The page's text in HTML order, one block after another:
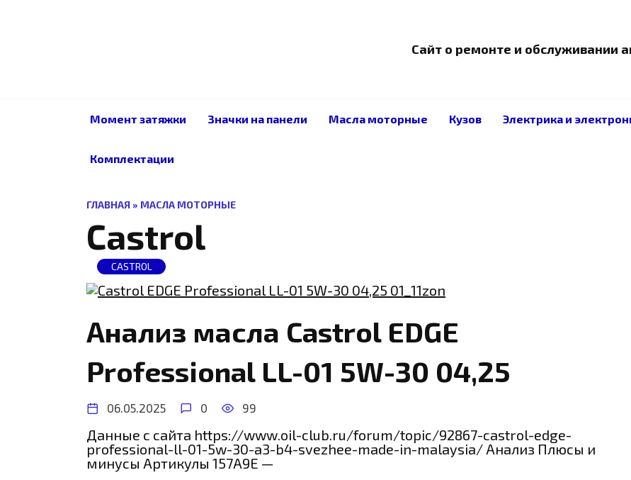
Сайт о ремонте и обслуживании
Момент затяжки Значки на панели Масла моторные Кузов Электрика и
Комплектации
ГЛАВНАЯ » МАСЛА МОТОРНЫЕ
Castrol
CASTROL
Анализ масла Castrol EDGE
Professional LL-01 5W-30 04,25
06.05.2025 0 99
Данные с сайта https://www.oil-club.ru/forum/topic/92867-castrol-edge-
professional-ll-01-5w-30-a3-b4-svezhee-made-in-malaysia/ Анализ Плюсы и
минусы Артикулы 157A9E —